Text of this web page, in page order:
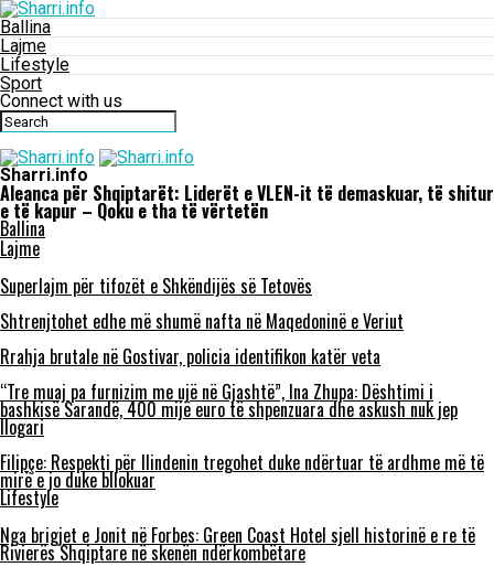
Ballina
Lajme
Lifestyle
Sport
Connect with us
Sharri.info
Aleanca për Shqiptarët: Liderët e VLEN-it të demaskuar, të shitur
e të kapur – Qoku e tha të vërtetën
Ballina
Lajme
Superlajm për tifozët e Shkëndijës së Tetovës
Shtrenjtohet edhe më shumë nafta në Maqedoninë e Veriut
Rrahja brutale në Gostivar, policia identifikon katër veta
“Tre muaj pa furnizim me ujë në Gjashtë”, Ina Zhupa: Dështimi i
bashkisë Sarandë, 400 mijë euro të shpenzuara dhe askush nuk jep
llogari
Filipçe: Respekti për Ilindenin tregohet duke ndërtuar të ardhme më të
mirë e jo duke bllokuar
Lifestyle
Nga brigjet e Jonit në Forbes: Green Coast Hotel sjell historinë e re të
Rivierës Shqiptare në skenën ndërkombëtare